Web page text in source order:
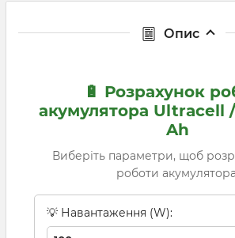
Опис
🔋 Розрахунок
акумулятора Ultracell /
Ah
Виберіть параметри, щоб
роботи
💡 Навантаження (W):